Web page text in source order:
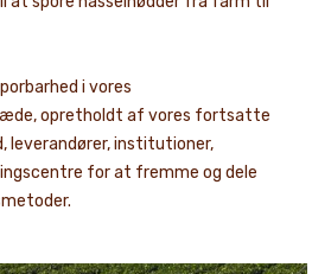
i vores
opretholdt af vores fortsatte
leverandører, institutioner,
for at fremme og dele